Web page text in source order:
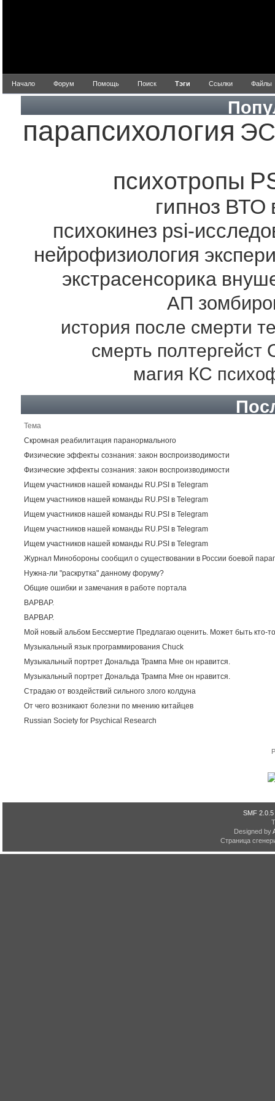
Начало Форум Помощь Поиск Тэги Ссылки Файлы
парапсихология
психотропы
гипноз ВТО
психокинез psi-
нейрофизиология
экстрасенсорика
АП
история после смерти
смерть полтергейст
магия КС
Тема
Скромная реабилитация паранормального
Физические эффекты сознания: закон воспроизводимости
Физические эффекты сознания: закон воспроизводимости
Ищем участников нашей команды RU.PSI в Telegram
Ищем участников нашей команды RU.PSI в Telegram
Ищем участников нашей команды RU.PSI в Telegram
Ищем участников нашей команды RU.PSI в Telegram
Ищем участников нашей команды RU.PSI в Telegram
Журнал Минобороны сообщил о существовании в России боевой
Нужна-ли "раскрутка" данному форуму?
Общие ошибки и замечания в работе портала
ВАРВАР.
ВАРВАР.
Мой новый альбом Бессмертие Предлагаю оценить. Может быть кто-
Музыкальный язык программирования Chuck
Музыкальный портрет Дональда Трампа Мне он нравится.
Музыкальный портрет Дональда Трампа Мне он нравится.
Страдаю от воздействий сильного злого колдуна
От чего возникают болезни по мнению китайцев
Russian Society for Psychical Research
SMF 2.0.5
Designed by
Страница